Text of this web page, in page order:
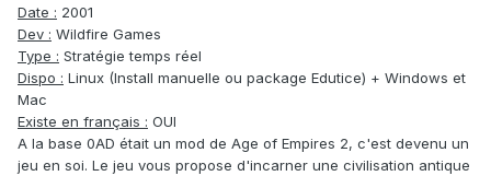
Date : 2001
Dev : Wildfire Games
Type : Stratégie temps réel
Dispo : Linux (Install manuelle ou package Edutice) + Windows et
Mac
Existe en français : OUI
A la base 0AD était un mod de Age of Empires 2, c'est devenu un
jeu en soi. Le jeu vous propose d'incarner une civilisation antique